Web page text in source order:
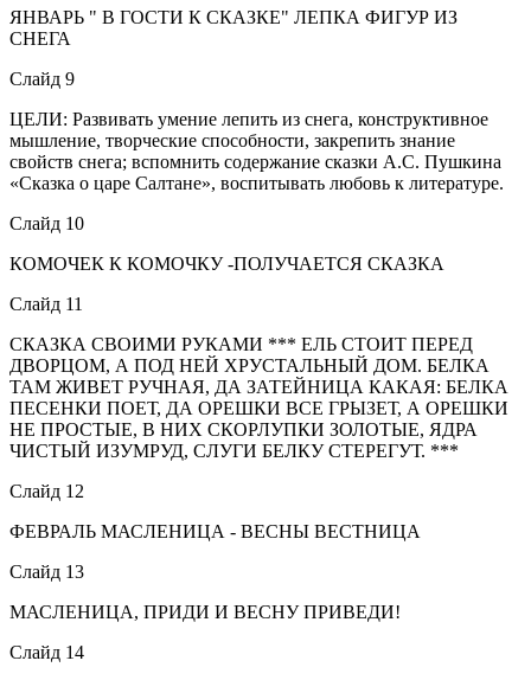
ЯНВАРЬ " В ГОСТИ К СКАЗКЕ" ЛЕПКА ФИГУР ИЗ
СНЕГА
Слайд 9
ЦЕЛИ: Развивать умение лепить из снега, конструктивное
мышление, творческие способности, закрепить знание
свойств снега; вспомнить содержание сказки А.С. Пушкина
«Сказка о царе Салтане», воспитывать любовь к литературе.
Слайд 10
КОМОЧЕК К КОМОЧКУ -ПОЛУЧАЕТСЯ СКАЗКА
Слайд 11
СКАЗКА СВОИМИ РУКАМИ *** ЕЛЬ СТОИТ ПЕРЕД
ДВОРЦОМ, А ПОД НЕЙ ХРУСТАЛЬНЫЙ ДОМ. БЕЛКА
ТАМ ЖИВЕТ РУЧНАЯ, ДА ЗАТЕЙНИЦА КАКАЯ: БЕЛКА
ПЕСЕНКИ ПОЕТ, ДА ОРЕШКИ ВСЕ ГРЫЗЕТ, А ОРЕШКИ
НЕ ПРОСТЫЕ, В НИХ СКОРЛУПКИ ЗОЛОТЫЕ, ЯДРА
ЧИСТЫЙ ИЗУМРУД, СЛУГИ БЕЛКУ СТЕРЕГУТ. ***
Слайд 12
ФЕВРАЛЬ МАСЛЕНИЦА - ВЕСНЫ ВЕСТНИЦА
Слайд 13
МАСЛЕНИЦА, ПРИДИ И ВЕСНУ ПРИВЕДИ!
Слайд 14